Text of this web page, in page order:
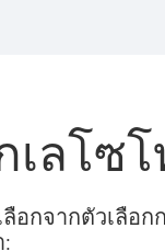
ลโซโ
กจากตัวเลือ